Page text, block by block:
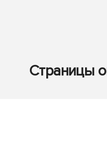
Страницы